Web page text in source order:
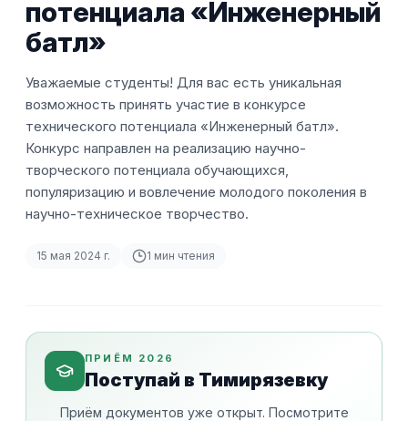
потенциала «Инженерный
батл»
Уважаемые студенты! Для вас есть уникальная
возможность принять участие в конкурсе
технического потенциала «Инженерный батл».
Конкурс направлен на реализацию научно-
творческого потенциала обучающихся,
популяризацию и вовлечение молодого поколения в
научно-техническое творчество.
15 мая 2024 г. 1 мин чтения
ПРИЁМ 2026
Поступай в Тимирязевку
Приём документов уже открыт. Посмотрите